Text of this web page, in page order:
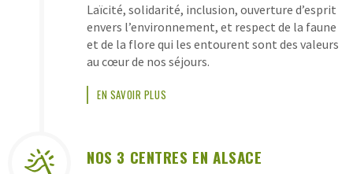
DÉCOUVERTES
Laïcité, solidarité, inclusion, ouverture d’esprit
envers l’environnement, et respect de la faune
et de la flore qui les entourent sont des valeurs
au cœur de nos séjours.
EN SAVOIR PLUS
NOS 3 CENTRES EN ALSACE